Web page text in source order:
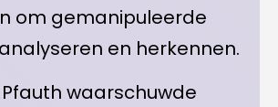
om gemanipuleerde
en herkennen.
waarschuwde